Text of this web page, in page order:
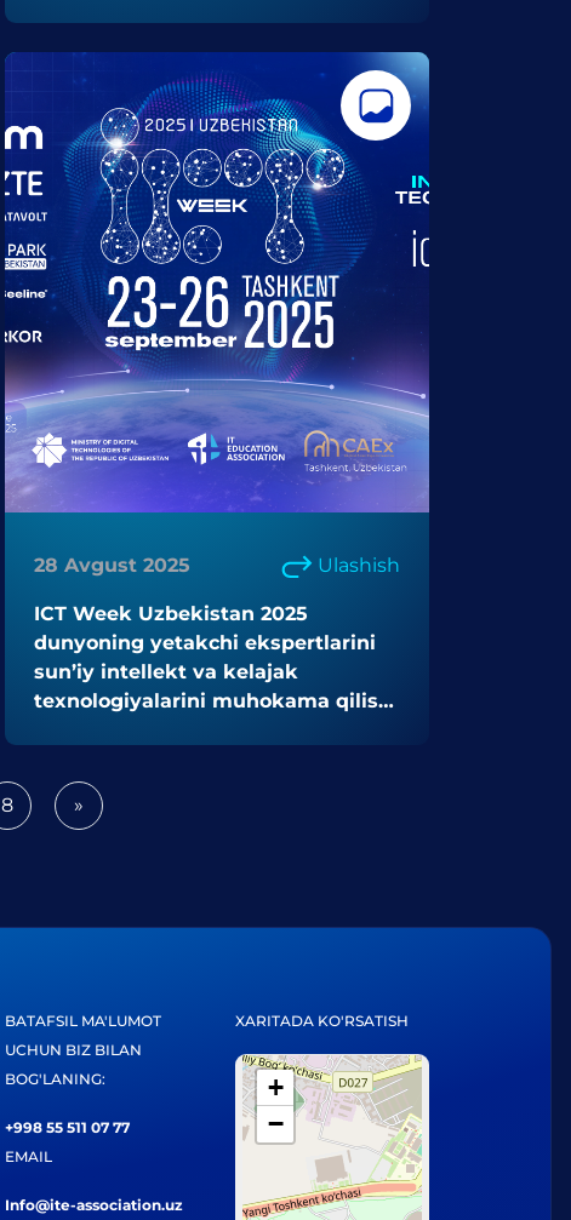
28 Avgust 2025 Ulashish
ICT Week Uzbekistan 2025
dunyoning yetakchi ekspertlarini
sun’iy intellekt va kelajak
texnologiyalarini muhokama qilish
8 »Next
BATAFSIL MA'LUMOT
UCHUN BIZ BILAN
BOG'LANING:
+998 55 511 07 77
EMAIL
Info@ite-association.uz
XARITADA KO'RSATISH
+
−